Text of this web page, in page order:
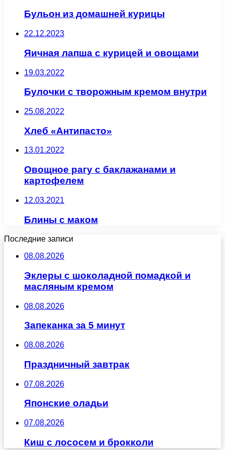
Бульон из домашней курицы
22.12.2023
Яичная лапша с курицей и овощами
19.03.2022
Булочки с творожным кремом внутри
25.08.2022
Хлеб «Антипасто»
13.01.2022
Овощное рагу с баклажанами и
картофелем
12.03.2021
Блины с маком
Последние записи
08.08.2026
Эклеры с шоколадной помадкой и
масляным кремом
08.08.2026
Запеканка за 5 минут
08.08.2026
Праздничный завтрак
07.08.2026
Японские оладьи
07.08.2026
Киш с лососем и брокколи